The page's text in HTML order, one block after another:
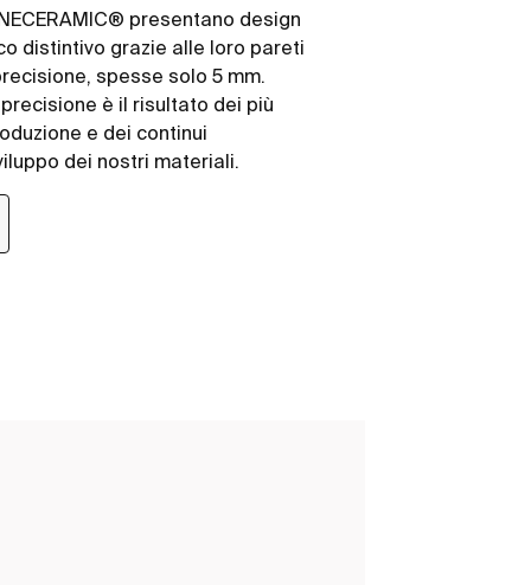
presentano design
distintivo grazie alle loro pareti
spesse solo 5 mm.
è il risultato dei più
e dei continui
dei nostri materiali.